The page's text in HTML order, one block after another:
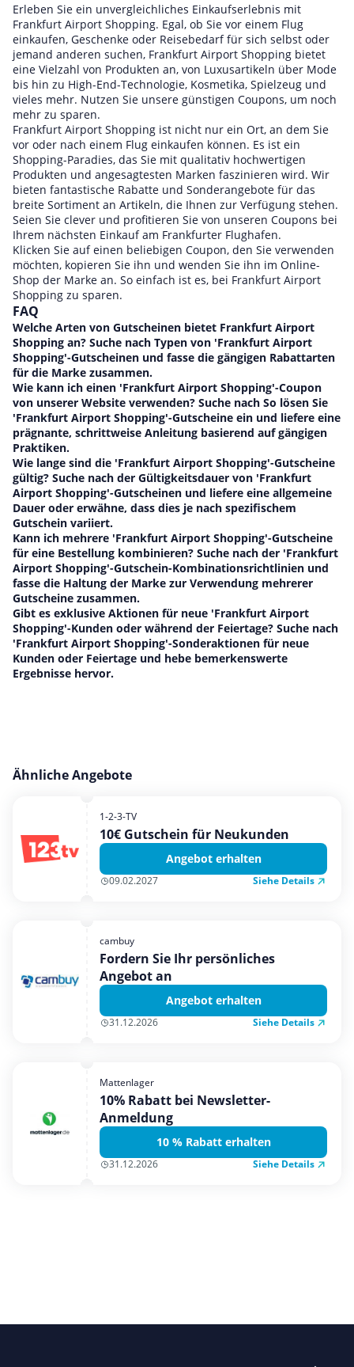
Erleben Sie ein unvergleichliches Einkaufserlebnis mit
Frankfurt Airport Shopping. Egal, ob Sie vor einem Flug
einkaufen, Geschenke oder Reisebedarf für sich selbst oder
jemand anderen suchen, Frankfurt Airport Shopping bietet
eine Vielzahl von Produkten an, von Luxusartikeln über Mode
bis hin zu High-End-Technologie, Kosmetika, Spielzeug und
vieles mehr. Nutzen Sie unsere günstigen Coupons, um noch
mehr zu sparen.
Frankfurt Airport Shopping ist nicht nur ein Ort, an dem Sie
vor oder nach einem Flug einkaufen können. Es ist ein
Shopping-Paradies, das Sie mit qualitativ hochwertigen
Produkten und angesagtesten Marken faszinieren wird. Wir
bieten fantastische Rabatte und Sonderangebote für das
breite Sortiment an Artikeln, die Ihnen zur Verfügung stehen.
Seien Sie clever und profitieren Sie von unseren Coupons bei
Ihrem nächsten Einkauf am Frankfurter Flughafen.
Klicken Sie auf einen beliebigen Coupon, den Sie verwenden
möchten, kopieren Sie ihn und wenden Sie ihn im Online-
Shop der Marke an. So einfach ist es, bei Frankfurt Airport
Shopping zu sparen.
FAQ
Welche Arten von Gutscheinen bietet Frankfurt Airport
Shopping an? Suche nach Typen von 'Frankfurt Airport
Shopping'-Gutscheinen und fasse die gängigen Rabattarten
für die Marke zusammen.
Wie kann ich einen 'Frankfurt Airport Shopping'-Coupon
von unserer Website verwenden? Suche nach So lösen Sie
'Frankfurt Airport Shopping'-Gutscheine ein und liefere eine
prägnante, schrittweise Anleitung basierend auf gängigen
Praktiken.
Wie lange sind die 'Frankfurt Airport Shopping'-Gutscheine
gültig? Suche nach der Gültigkeitsdauer von 'Frankfurt
Airport Shopping'-Gutscheinen und liefere eine allgemeine
Dauer oder erwähne, dass dies je nach spezifischem
Gutschein variiert.
Kann ich mehrere 'Frankfurt Airport Shopping'-Gutscheine
für eine Bestellung kombinieren? Suche nach der 'Frankfurt
Airport Shopping'-Gutschein-Kombinationsrichtlinien und
fasse die Haltung der Marke zur Verwendung mehrerer
Gutscheine zusammen.
Gibt es exklusive Aktionen für neue 'Frankfurt Airport
Shopping'-Kunden oder während der Feiertage? Suche nach
'Frankfurt Airport Shopping'-Sonderaktionen für neue
Kunden oder Feiertage und hebe bemerkenswerte
Ergebnisse hervor.
Ähnliche Angebote
1-2-3-TV
10€ Gutschein für Neukunden
Angebot erhalten
09.02.2027 Siehe Details
cambuy
Fordern Sie Ihr persönliches
Angebot an
Angebot erhalten
31.12.2026 Siehe Details
Mattenlager
10% Rabatt bei Newsletter-
Anmeldung
10 % Rabatt erhalten
31.12.2026 Siehe Details